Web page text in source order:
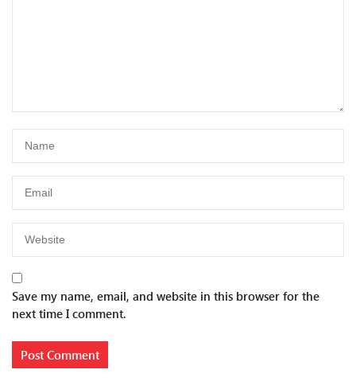
Save my name, email, and website in this browser for the
next time I comment.